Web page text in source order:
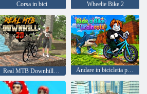
Corsa in bici Wheelie Bike 2
Real MTB Downhill 3D Andare in bicicletta per Brainrots